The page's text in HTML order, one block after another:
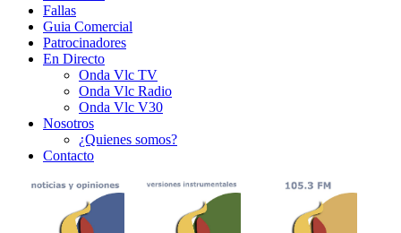
Fallas
Guia Comercial
Patrocinadores
En Directo
Onda Vlc TV
Onda Vlc Radio
Onda Vlc V30
Nosotros
¿Quienes somos?
Contacto